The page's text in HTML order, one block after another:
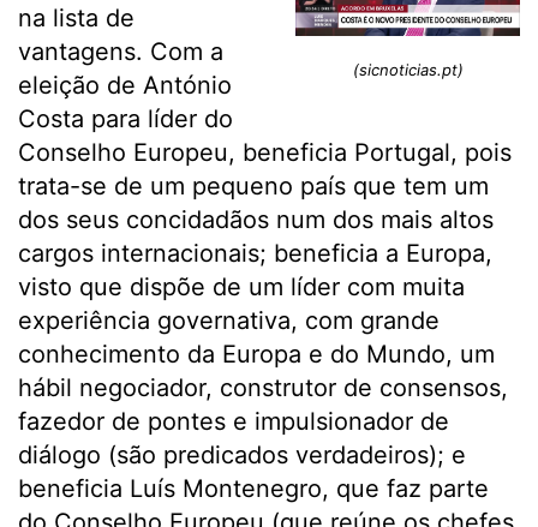
(sicnoticias.pt)
na lista de
vantagens. Com a
eleição de António
Costa para líder do
Conselho Europeu, beneficia Portugal, pois
trata-se de um pequeno país que tem um
dos seus concidadãos num dos mais altos
cargos internacionais; beneficia a Europa,
visto que dispõe de um líder com muita
experiência governativa, com grande
conhecimento da Europa e do Mundo, um
hábil negociador, construtor de consensos,
fazedor de pontes e impulsionador de
diálogo (são predicados verdadeiros); e
beneficia Luís Montenegro, que faz parte